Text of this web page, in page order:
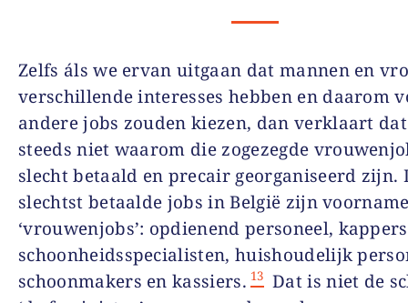
Zelfs áls we ervan uitgaan dat mannen en
verschillende interesses hebben en daarom
andere jobs zouden kiezen, dan verklaart
steeds niet waarom die zogezegde
slecht betaald en precair georganiseerd zijn.
slechtst betaalde jobs in België zijn
‘vrouwenjobs’: opdienend personeel,
schoonheidsspecialisten, huishoudelijk
schoonmakers en kassiers. 13 Dat is niet de